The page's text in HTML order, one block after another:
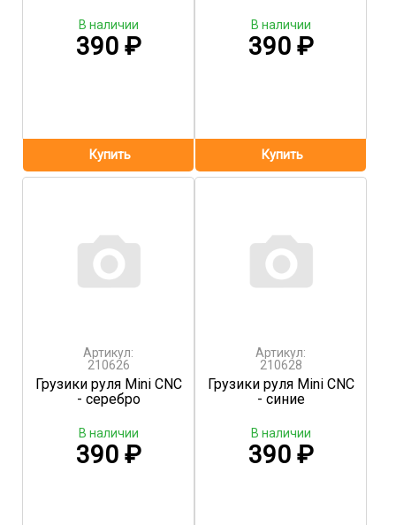
390 ₽
В наличии
390 ₽
В наличии
Артикул:
210626
Грузики руля Mini CNC
- серебро
390 ₽
В наличии
Артикул:
210628
Грузики руля Mini CNC
- синие
390 ₽
В наличии